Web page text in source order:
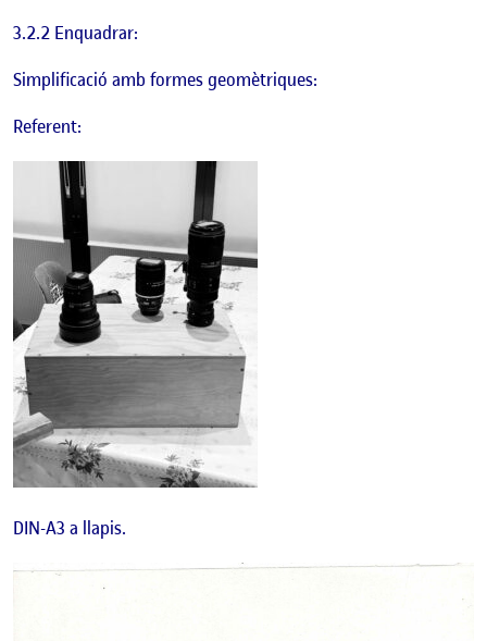
3.2.2 Enquadrar:
Simplificació amb formes geomètriques:
Referent:
DIN-A3 a llapis.